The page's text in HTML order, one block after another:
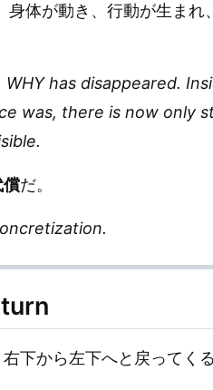
身体が動き、行動が生ま
has disappeared.
was, there is now only
償だ。
下から左下へと戻ってくる